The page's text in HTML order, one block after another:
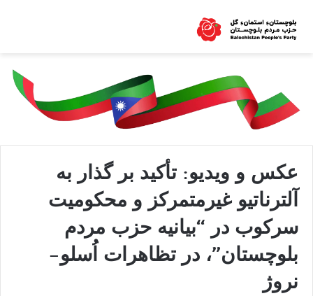
عکس و ویدیو: تأکید بر گذار به
آلترناتیو غیرمتمرکز و محکومیت
سرکوب در “بیانیه حزب مردم
بلوچستان”، در تظاهرات اُسلو-
نروژ